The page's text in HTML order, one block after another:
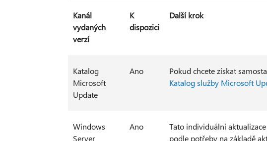
Kanál
vydaných
verzí
K
dispozici
Další krok
Katalog
Microsoft
Update
Ano
Pokud chcete získat
Katalog služby Microsoft
Windows
Server
Ano
Tato individuální
podle potřeby na základě